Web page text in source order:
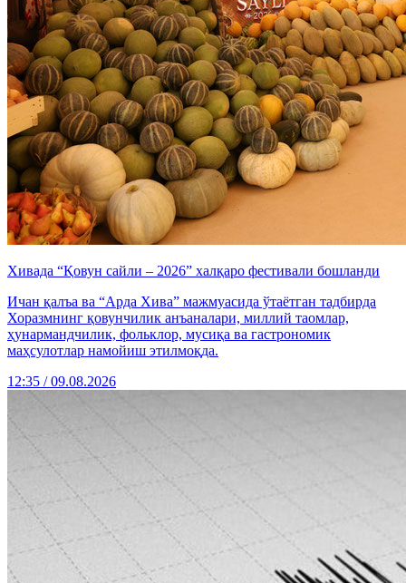
Хивада “Қовун сайли – 2026” халқаро фестивали бошланди
Ичан қалъа ва “Арда Хива” мажмуасида ўтаётган тадбирда
Хоразмнинг қовунчилик анъаналари, миллий таомлар,
ҳунармандчилик, фольклор, мусиқа ва гастрономик
маҳсулотлар намойиш этилмоқда.
12:35 / 09.08.2026